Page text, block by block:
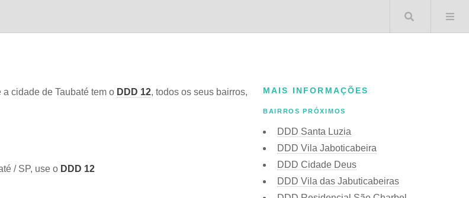
Buscar
cidade de Taubaté tem o DDD 12, todos os seus bairros,
/ SP, use o DDD 12
MAIS INFORMAÇÕES
BAIRROS PRÓXIMOS
DDD Santa Luzia
DDD Vila Jaboticabeira
DDD Cidade Deus
DDD Vila das Jabuticabeiras